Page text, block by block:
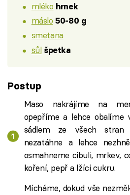
mléko hrnek
máslo 50-80 g
smetana
sůl špetka
Postup
Maso nakrájíme na
opepříme a lehce obalíme
sádlem ze všech stran
nezatáhne a lehce
osmahneme cibuli, mrkev,
koření, pepř a lžíci cukru.
Mícháme, dokud vše